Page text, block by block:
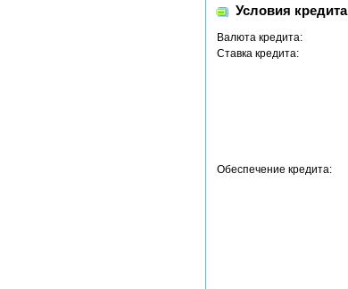
Условия кредита
Валюта кредита:
Ставка кредита:
Обеспечение кредита: